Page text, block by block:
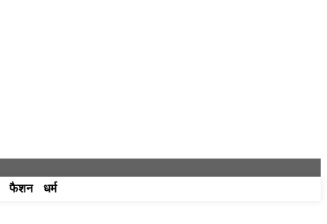
फैशन धर्म